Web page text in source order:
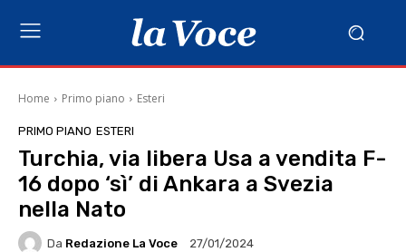
Home Primo piano Esteri
PRIMO PIANO ESTERI
Turchia, via libera Usa a vendita F-
16 dopo ‘sì’ di Ankara a Svezia
nella Nato
Da Redazione La Voce 27/01/2024